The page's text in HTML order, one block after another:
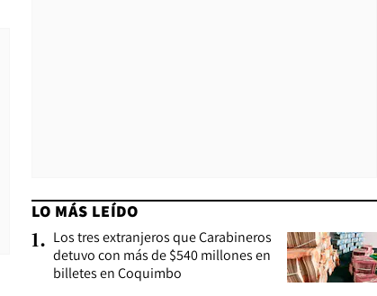
LO MÁS LEÍDO
1. Los tres extranjeros que Carabineros
detuvo con más de $540 millones en
billetes en Coquimbo